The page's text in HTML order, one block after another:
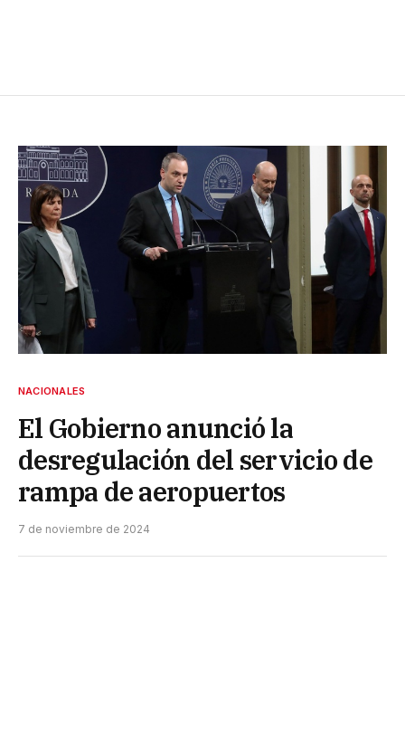
NACIONALES
El Gobierno anunció la
desregulación del servicio de
rampa de aeropuertos
7 de noviembre de 2024